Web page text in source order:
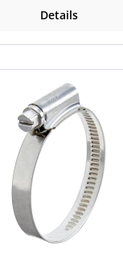
Details